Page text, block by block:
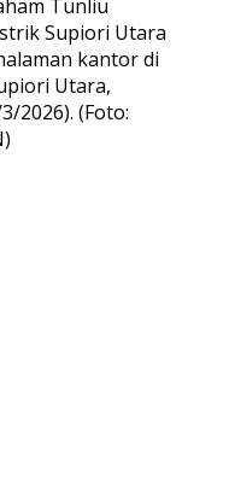
Tunliu
Supiori Utara
kantor di
Utara,
2026). (Foto: